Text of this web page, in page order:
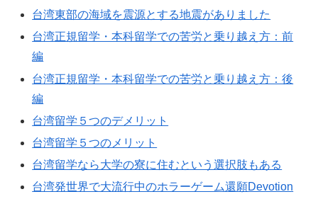
台湾東部の海域を震源とする地震がありました
台湾正規留学・本科留学での苦労と乗り越え方：前
編
台湾正規留学・本科留学での苦労と乗り越え方：後
編
台湾留学５つのデメリット
台湾留学５つのメリット
台湾留学なら大学の寮に住むという選択肢もある
台湾発世界で大流行中のホラーゲーム還願Devotion